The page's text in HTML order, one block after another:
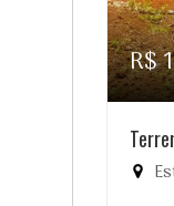
R$